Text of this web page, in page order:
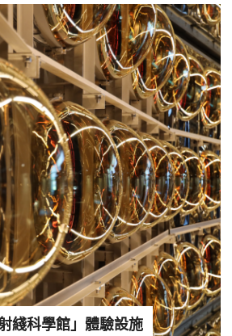
綫科學館」體驗設施